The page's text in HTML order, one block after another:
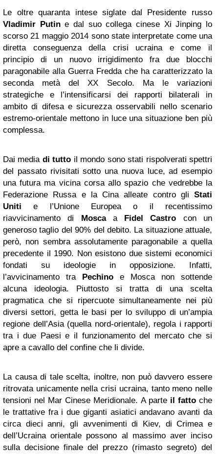
Le oltre quaranta intese siglate dal Presidente russo
Vladimir Putine dal suo collega cinese Xi Jinping lo
scorso 21 maggio 2014 sono state interpretate come una
diretta conseguenza della crisi ucraina e come il
principio di un nuovo irrigidimento fra due blocchi
paragonabile alla Guerra Fredda che ha caratterizzato la
seconda metà del XX Secolo. Ma le variazioni
strategiche e l’intensificarsi dei rapporti bilaterali in
ambito di difesa e sicurezza osservabili nello scenario
estremo-orientale mettono in luce una situazione ben più
complessa.
Dai media di tutto il mondo sono stati rispolverati spettri
del passato rivisitati sotto una nuova luce, ad esempio
una futura ma vicina corsa allo spazio che vedrebbe la
Federazione Russa e la Cina alleate contro gli Stati
Uniti e l’Unione Europea o il recentissimo
riavvicinamento di Moscaa Fidel Castro con un
generoso taglio del 90% del debito. La situazione attuale,
però, non sembra assolutamente paragonabile a quella
precedente il 1990. Non esistono due sistemi economici
fondati su ideologie in opposizione. Infatti,
l’avvicinamento tra Pechino e Mosca non sottende
alcuna ideologia. Piuttosto si tratta di una scelta
pragmatica che si ripercuote simultaneamente nei più
diversi settori, getta le basi per lo sviluppo di un’ampia
regione dell’Asia (quella nord-orientale), regola i rapporti
tra i due Paesi e il funzionamento del mercato che si
apre a cavallo del confine che li divide.
La causa di tale scelta, inoltre, non può davvero essere
ritrovata unicamente nella crisi ucraina, tanto meno nelle
tensioni nel Mar Cinese Meridionale. A parte il fattoche
le trattative fra i due giganti asiatici andavano avanti da
circa dieci anni, gli avvenimenti di Kiev, di Crimea e
dell’Ucraina orientale possono al massimo aver inciso
sulla decisione finale del prezzo (rimasto segreto) del